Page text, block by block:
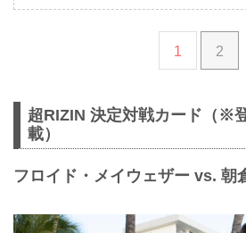
1 2
超RIZIN 決定対戦カード（※
載）
フロイド・メイウェザー vs. 朝